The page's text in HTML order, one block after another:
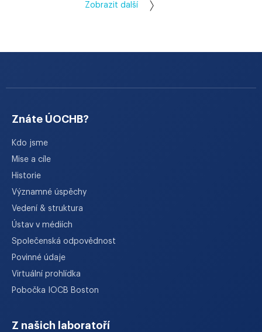
Zobrazit další
Znáte ÚOCHB?
Kdo jsme
Mise a cíle
Historie
Významné úspěchy
Vedení & struktura
Ústav v médiích
Společenská odpovědnost
Povinné údaje
Virtuální prohlídka
Pobočka IOCB Boston
Z našich laboratoří